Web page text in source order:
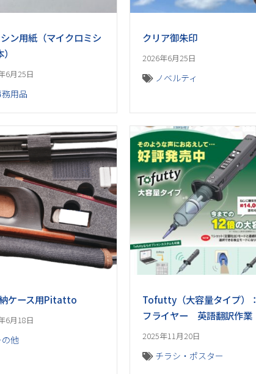
ン用紙（マイクロミシ
6月25日
用品
クリア御朱印
2026年6月25日
ノベルティ
ケース用Pitatto
6月18日
の他
Tofutty（大容量タイプ）：
フライヤー 英語翻訳作業
2025年11月20日
チラシ・ポスター